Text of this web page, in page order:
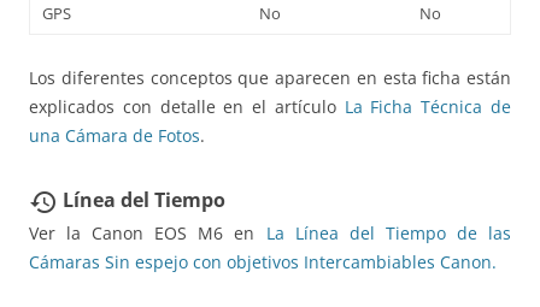
GPS
No No
Los diferentes conceptos que aparecen en esta ficha están
explicados con detalle en el artículo La Ficha Técnica de
una Cámara de Fotos.
restore Línea del Tiempo
Ver la Canon EOS M6 en La Línea del Tiempo de las
Cámaras Sin espejo con objetivos Intercambiables Canon.